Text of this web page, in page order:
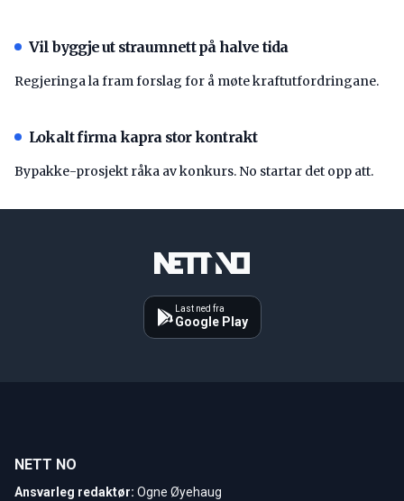
Vil byggje ut straumnett på halve tida
Regjeringa la fram forslag for å møte kraftutfordringane.
Lokalt firma kapra stor kontrakt
Bypakke-prosjekt råka av konkurs. No startar det opp att.
Last ned fra
Google Play
NETT NO
Ansvarleg redaktør: Ogne Øyehaug